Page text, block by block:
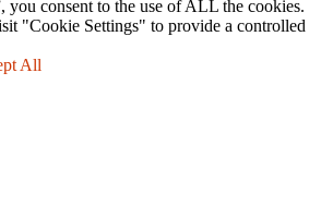
consent to the use of ALL the cookies.
"Cookie Settings" to provide a controlled
All